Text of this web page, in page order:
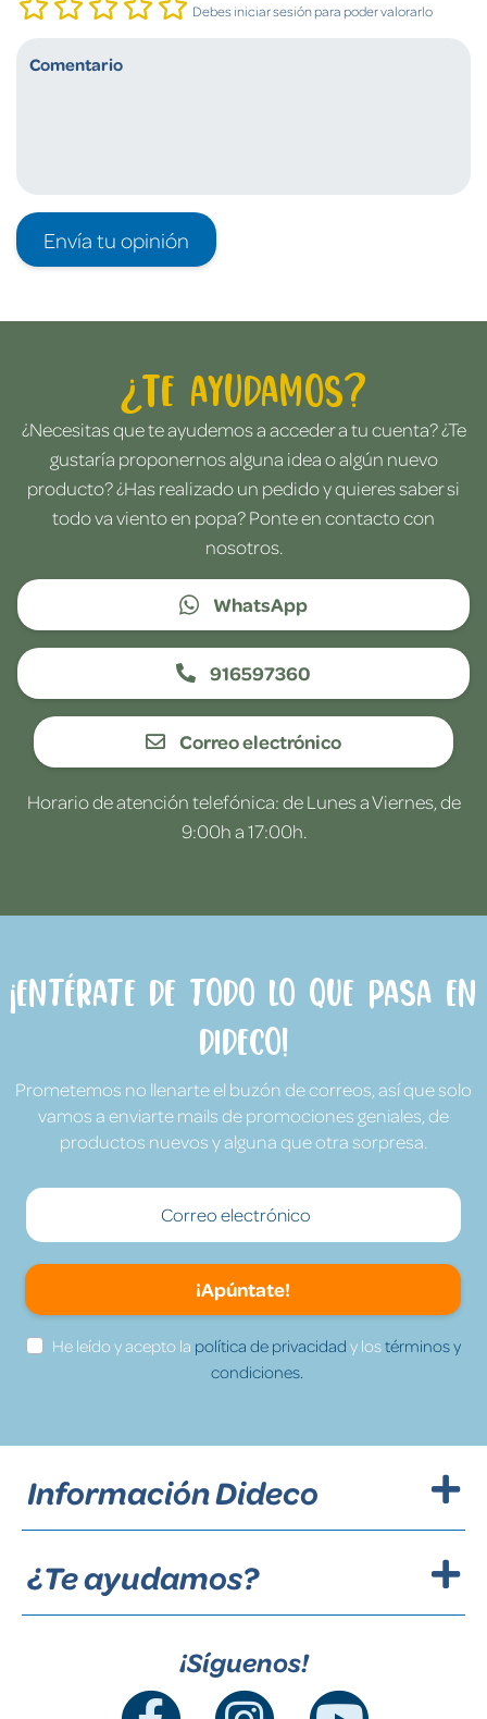
Debes iniciar sesión para poder valorarlo
Envía tu opinión
¿Te ayudamos?
¿Necesitas que te ayudemos a acceder a tu cuenta? ¿Te
gustaría proponernos alguna idea o algún nuevo
producto? ¿Has realizado un pedido y quieres saber si
todo va viento en popa? Ponte en contacto con
nosotros.
WhatsApp
916597360
Correo electrónico
Horario de atención telefónica: de Lunes a Viernes, de
9:00h a 17:00h.
¡Entérate de todo lo que pasa en
Dideco!
Prometemos no llenarte el buzón de correos, así que solo
vamos a enviarte mails de promociones geniales, de
productos nuevos y alguna que otra sorpresa.
¡Apúntate!
He leído y acepto la política de privacidad y lostérminos y
condiciones.
Información Dideco
¿Te ayudamos?
¡Síguenos!